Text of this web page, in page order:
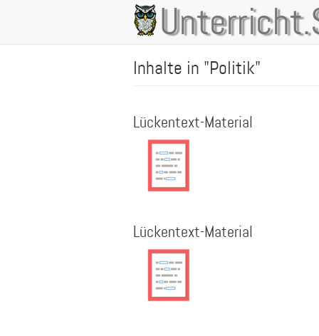
Main
navigation
Inhalte in "Politik"
Lückentext-Material
Lückentext-Material